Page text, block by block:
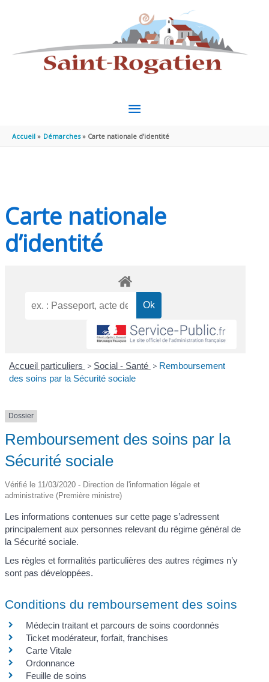
MENU
PRINCIPAL
Accueil Démarches Carte nationale d’identité
Carte nationale
d’identité
Accueil particuliers > Social - Santé > Remboursement
des soins par la Sécurité sociale
Dossier
Remboursement des soins par la
Sécurité sociale
Vérifié le 11/03/2020 - Direction de l'information légale et
administrative (Première ministre)
Les informations contenues sur cette page s’adressent
principalement aux personnes relevant du régime général de
la Sécurité sociale.
Les règles et formalités particulières des autres régimes n’y
sont pas développées.
Conditions du remboursement des soins
Médecin traitant et parcours de soins coordonnés
Ticket modérateur, forfait, franchises
Carte Vitale
Ordonnance
Feuille de soins